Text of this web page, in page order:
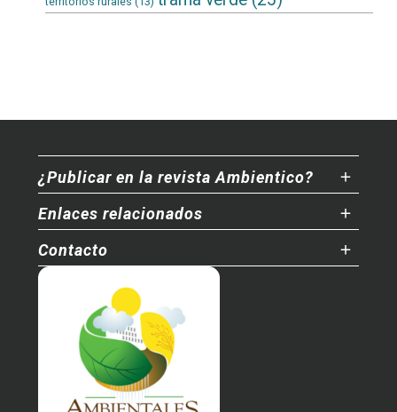
¿Publicar en la revista Ambientico?
Enlaces relacionados
Contacto